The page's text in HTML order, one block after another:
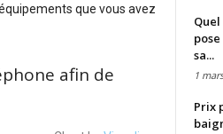
que vous avez
afin de
sa...
1
Prix